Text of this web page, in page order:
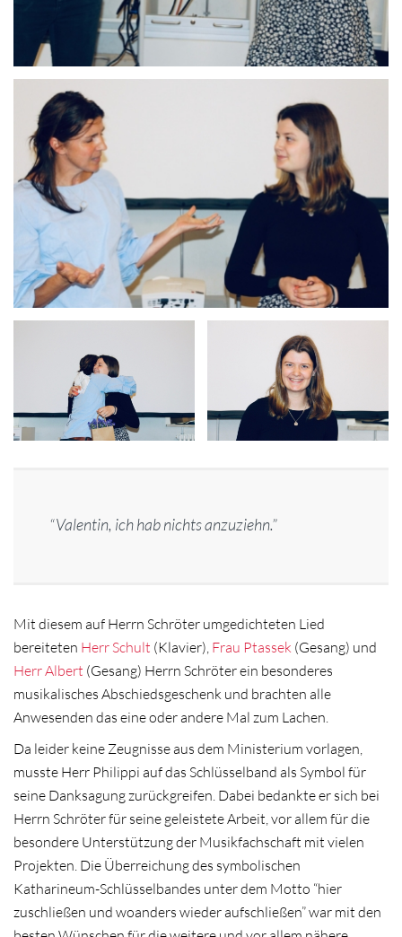
“Valentin, ich hab nichts anzuziehn.”
Mit diesem auf Herrn Schröter umgedichteten Lied
bereiteten Herr Schult (Klavier), Frau Ptassek (Gesang) und
Herr Albert (Gesang) Herrn Schröter ein besonderes
musikalisches Abschiedsgeschenk und brachten alle
Anwesenden das eine oder andere Mal zum Lachen.
Da leider keine Zeugnisse aus dem Ministerium vorlagen,
musste Herr Philippi auf das Schlüsselband als Symbol für
seine Danksagung zurückgreifen. Dabei bedankte er sich bei
Herrn Schröter für seine geleistete Arbeit, vor allem für die
besondere Unterstützung der Musikfachschaft mit vielen
Projekten. Die Überreichung des symbolischen
Katharineum-Schlüsselbandes unter dem Motto “hier
zuschließen und woanders wieder aufschließen” war mit den